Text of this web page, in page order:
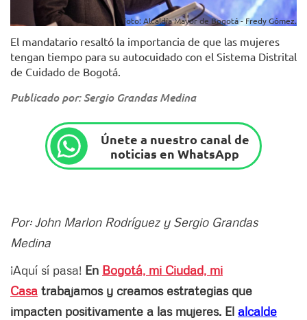
Foto: Alcaldía Mayor de Bogotá - Fredy Gómez.
El mandatario resaltó la importancia de que las mujeres
tengan tiempo para su autocuidado con el Sistema Distrital
de Cuidado de Bogotá.
Publicado por: Sergio Grandas Medina
Únete a nuestro canal de
noticias en WhatsApp
Por: John Marlon Rodríguez y Sergio Grandas
Medina
¡Aquí sí pasa! En Bogotá, mi Ciudad, mi
Casa trabajamos y creamos estrategias que
impacten positivamente a las mujeres. El alcalde